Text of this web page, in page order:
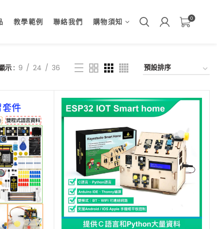
教學範例 聯絡我們 購物須知 0
示 9 24 36